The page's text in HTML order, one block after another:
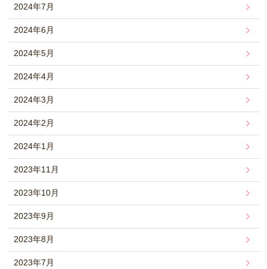
2024年7月
2024年6月
2024年5月
2024年4月
2024年3月
2024年2月
2024年1月
2023年11月
2023年10月
2023年9月
2023年8月
2023年7月